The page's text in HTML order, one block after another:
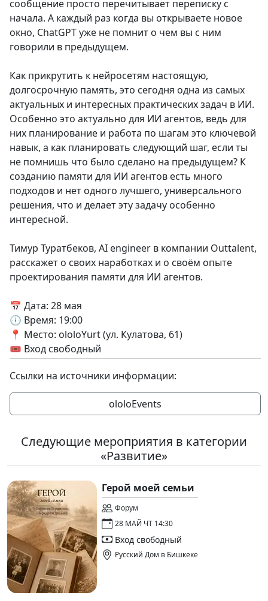
сообщение просто перечитывает переписку с
начала. А каждый раз когда вы открываете новое
окно, ChatGPT уже не помнит о чем вы с ним
говорили в предыдущем.
Как прикрутить к нейросетям настоящую,
долгосрочную память, это сегодня одна из самых
актуальных и интересных практических задач в ИИ.
Особенно это актуально для ИИ агентов, ведь для
них планирование и работа по шагам это ключевой
навык, а как планировать следующий шаг, если ты
не помнишь что было сделано на предыдущем? К
созданию памяти для ИИ агентов есть много
подходов и нет одного лучшего, универсального
решения, что и делает эту задачу особенно
интересной.
Тимур Туратбеков, AI engineer в компании Outtalent,
расскажет о своих наработках и о своём опыте
проектирования памяти для ИИ агентов.
📅 Дата: 28 мая
🕕 Время: 19:00
📍 Место: ololoYurt (ул. Кулатова, 61)
🎟 Вход свободный
Ссылки на источники информации:
ololoEvents
Следующие мероприятия в категории
«Развитие»
Герой моей семьи
Форум
28 МАЙ ЧТ 14:30
Вход свободный
Русский Дом в Бишкеке